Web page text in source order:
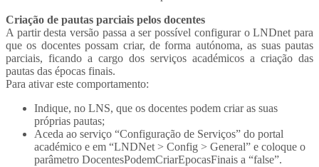
Criação de pautas parciais pelos docentes
A partir desta versão passa a ser possível configurar o LNDnet para
que os docentes possam criar, de forma autónoma, as suas pautas
parciais, ficando a cargo dos serviços académicos a criação das
pautas das épocas finais.
Para ativar este comportamento:
Indique, no LNS, que os docentes podem criar as suas
próprias pautas;
Aceda ao serviço “Configuração de Serviços” do portal
académico e em “LNDNet > Config > General” e coloque o
parâmetro DocentesPodemCriarEpocasFinais a “false”.